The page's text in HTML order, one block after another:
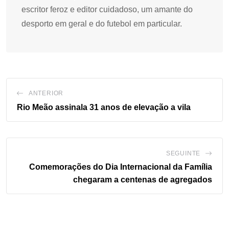
escritor feroz e editor cuidadoso, um amante do
desporto em geral e do futebol em particular.
ANTERIOR
Rio Meão assinala 31 anos de elevação a vila
SEGUINTE
Comemorações do Dia Internacional da Família
chegaram a centenas de agregados